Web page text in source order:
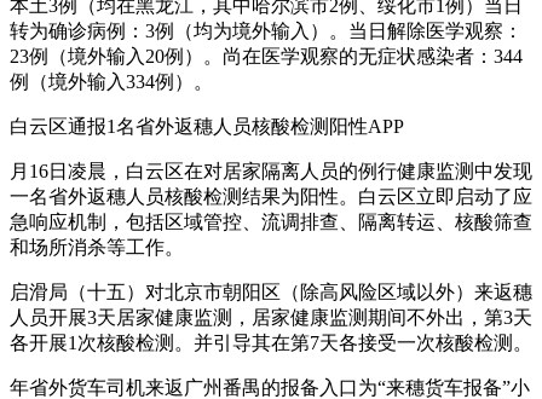
本土3例（均在黑龙江，其中哈尔滨市2例、绥化市1例）当日
转为确诊病例：3例（均为境外输入）。当日解除医学观察：
23例（境外输入20例）。尚在医学观察的无症状感染者：344
例（境外输入334例）。
白云区通报1名省外返穗人员核酸检测阳性APP
月16日凌晨，白云区在对居家隔离人员的例行健康监测中发现
一名省外返穗人员核酸检测结果为阳性。白云区立即启动了应
急响应机制，包括区域管控、流调排查、隔离转运、核酸筛查
和场所消杀等工作。
启滑局（十五）对北京市朝阳区（除高风险区域以外）来返穗
人员开展3天居家健康监测，居家健康监测期间不外出，第3天
各开展1次核酸检测。并引导其在第7天各接受一次核酸检测。
年省外货车司机来返广州番禺的报备入口为“来穗货车报备”小